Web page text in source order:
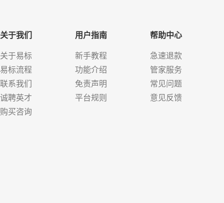
关于我们
关于易标
易标流程
联系我们
诚聘英才
购买咨询
用户指南
新手教程
功能介绍
免责声明
平台规则
帮助中心
急速退款
管家服务
常见问题
意见反馈